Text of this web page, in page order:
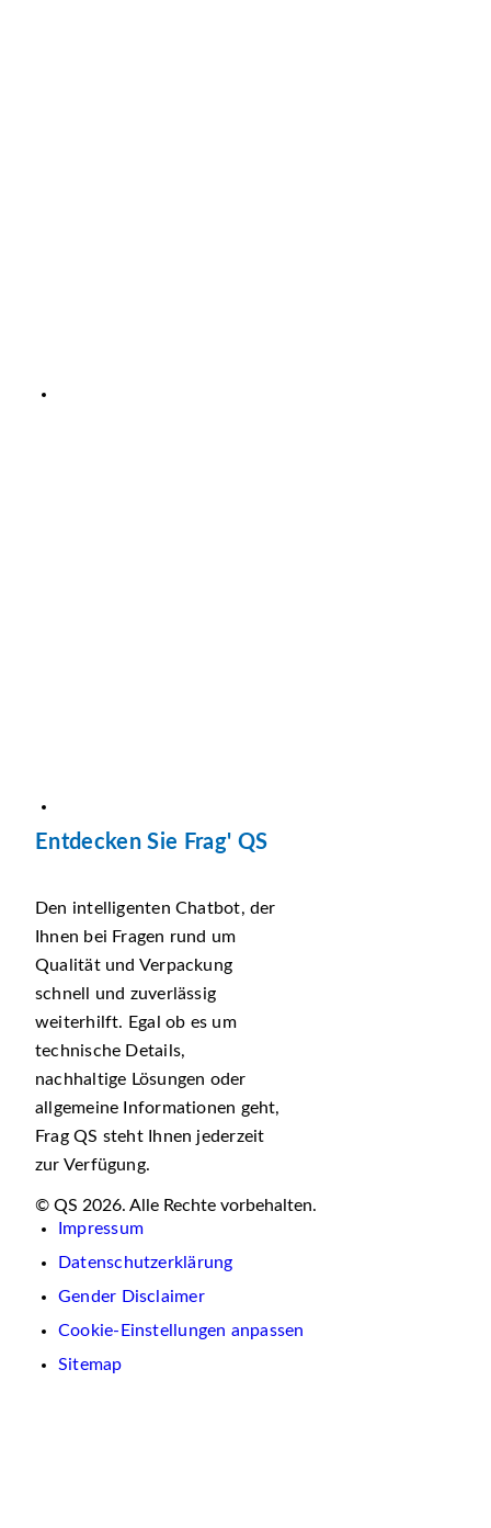
Entdecken Sie Frag' QS
Den intelligenten Chatbot, der
Ihnen bei Fragen rund um
Qualität und Verpackung
schnell und zuverlässig
weiterhilft. Egal ob es um
technische Details,
nachhaltige Lösungen oder
allgemeine Informationen geht,
Frag QS steht Ihnen jederzeit
zur Verfügung.
© QS 2026. Alle Rechte vorbehalten.
Impressum
Datenschutzerklärung
Gender Disclaimer
Cookie-Einstellungen anpassen
Sitemap